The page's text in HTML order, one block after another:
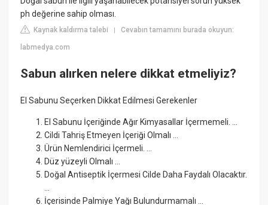
ph değerine sahip olması.
Kaynak kaldırma talebi |Cevabın tamamını burada okuyun:
labmedya.com
Sabun alırken nelere dikkat etmeliyiz?
El Sabunu Seçerken Dikkat Edilmesi Gerekenler
El Sabunu İçeriğinde Ağır Kimyasallar İçermemeli. ...
Cildi Tahriş Etmeyen İçeriği Olmalı ...
Ürün Nemlendirici İçermeli. ...
Düz yüzeyli Olmalı ...
Doğal Antiseptik İçermesi Cilde Daha Faydalı Olacaktır.
...
İçerisinde Palmiye Yağı Bulundurmamalı ...